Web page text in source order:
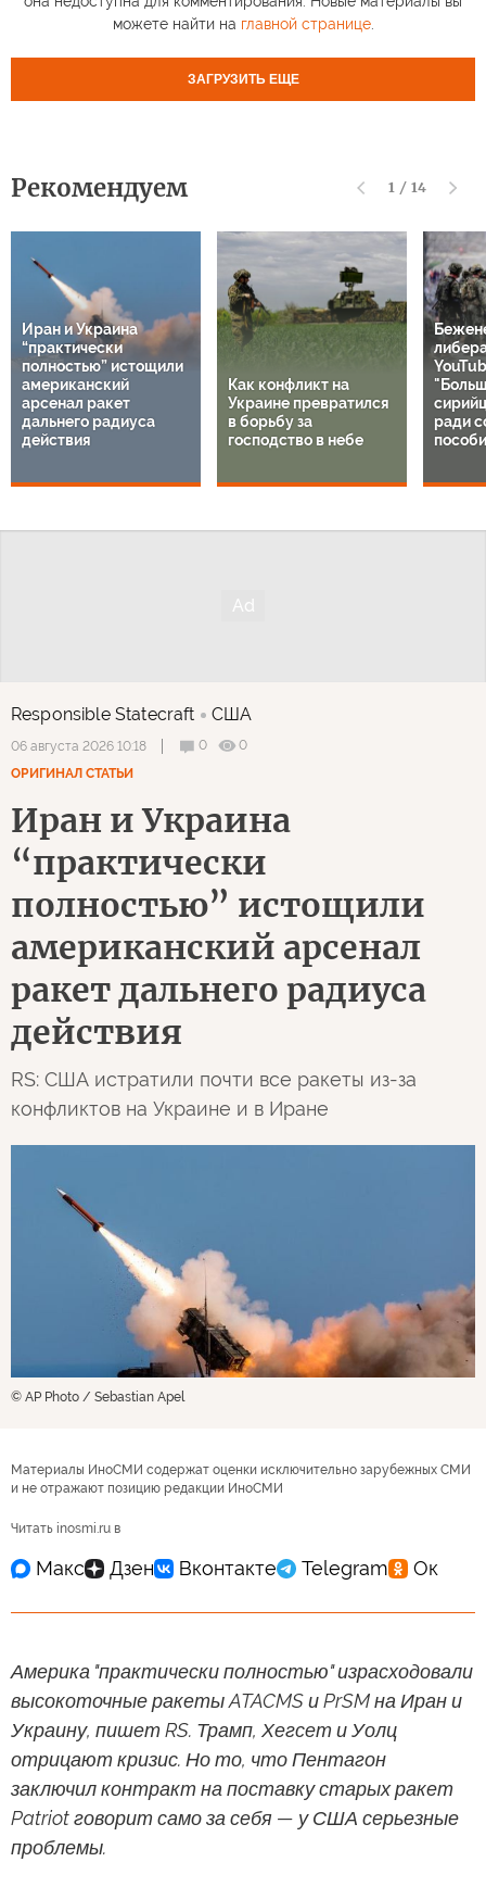
можете найти на главной странице.
ЗАГРУЗИТЬ ЕЩЕ
Рекомендуем 1 / 14
Иран и Украина
“практически
полностью” истощили
американский
арсенал ракет
дальнего радиуса
действия
Как конфликт на
Украине превратился
в борьбу за
господство в небе
ради
Responsible Statecraft США
06 августа 2026 10:18 0
0
ОРИГИНАЛ СТАТЬИ
Иран и Украина
“практически
полностью” истощили
американский арсенал
ракет дальнего радиуса
действия
RS: США истратили почти все ракеты из-за
конфликтов на Украине и в Иране
© AP Photo / Sebastian Apel
Материалы ИноСМИ содержат оценки исключительно зарубежных СМИ
и не отражают позицию редакции ИноСМИ
Читать inosmi.ru в
Америка "практически полностью" израсходовали
высокоточные ракеты ATACMS и PrSM на Иран и
Украину, пишет RS. Трамп, Хегсет и Уолц
отрицают кризис. Но то, что Пентагон
заключил контракт на поставку старых ракет
Patriot говорит само за себя — у США серьезные
проблемы.